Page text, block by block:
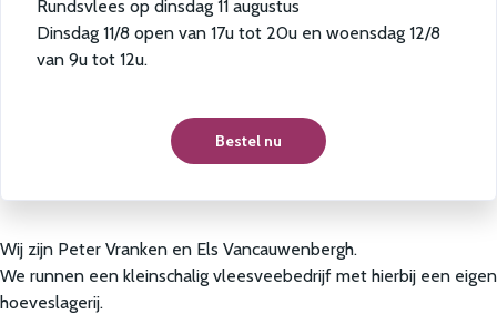
Rundsvlees op dinsdag 11 augustus
Dinsdag 11/8 open van 17u tot 20u en woensdag 12/8
van 9u tot 12u.
Bestel nu
Wij zijn Peter Vranken en Els Vancauwenbergh.
We runnen een kleinschalig vleesveebedrijf met hierbij een eigen
hoeveslagerij.